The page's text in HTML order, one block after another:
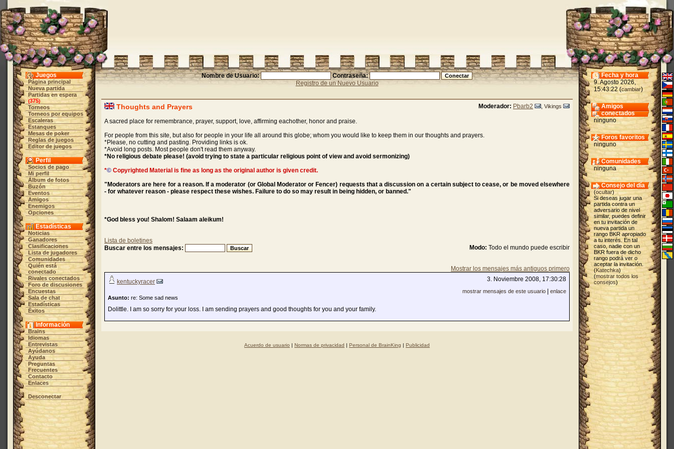
Juegos
Página principal
Nueva partida
Partidas en espera
(375)
Torneos
Torneos por equipos
Escaleras
Estanques
Mesas de poker
Reglas de juegos
Editor de juegos
Perfil
Socios de pago
Mi perfil
Álbum de fotos
Buzón
Eventos
Amigos
Enemigos
Opciones
Estadísticas
Noticias
Ganadores
Clasificaciones
Lista de jugadores
Comunidades
Quién está
conectado
Rivales conectados
Foro de discusiones
Encuestas
Sala de chat
Estadísticas
Éxitos
Información
Brains
Idiomas
Entrevistas
Ayúdanos
Ayuda
Preguntas
Frecuentes
Contacto
Enlaces
Desconectar
Nombre de Usuario:
Contraseña:
Registro de un Nuevo Usuario
Moderador: Pbarb2 Vikings
Thoughts and Prayers
A sacred place for remembrance, prayer, support, love, affirming eachother, honor and praise.
For people from this site, but also for people in your life all around this globe; whom you would like to keep them in our thoughts and prayers.
*Please, no cutting and pasting. Providing links is ok.
*Avoid long posts. Most people don't read them anyway.
*No religious debate please! (avoid trying to state a particular religious point of view and avoid sermonizing)
*© Copyrighted Material is fine as long as the original author is given credit.
"Moderators are here for a reason. If a moderator (or Global Moderator or Fencer) requests that a discussion on a certain subject to cease, or be moved elsewhere
- for whatever reason - please respect these wishes. Failure to do so may result in being hidden, or banned."
*God bless you! Shalom! Salaam aleikum!
Lista de boletines
Modo: Todo el mundo puede escribir
Buscar entre los mensajes:
Mostrar los mensajes más antiguos primero
3. Noviembre 2008, 17:30:28
kentuckyracer
mostrar mensajes de este usuario
enlace
Asunto: re: Some sad news
Dolittle. I am so sorry for your loss. I am sending prayers and good thoughts for you and your family.
Acuerdo de usuario | Normas de privacidad | Personal de BrainKing | Publicidad
Fecha y hora
9. Agosto 2026,
15:43:22 (cambiar)
Amigos
conectados
ninguno
Foros favoritos
ninguno
Comunidades
ninguna
Consejo del día
(ocultar)
Si deseas jugar una
partida contra un
adversario de nivel
similar, puedes definir
en tu invitación de
nueva partida un
rango BKR apropiado
a tu interés. En tal
caso, nadie con un
BKR fuera de dicho
rango podrá ver o
aceptar la invitación.
(Katechka)
(mostrar todos los
consejos)